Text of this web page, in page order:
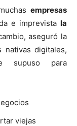
empresas
e imprevista la
aseguró la
nativas digitales,
supuso para
viejas